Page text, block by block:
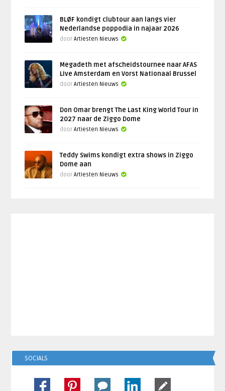
BLØF kondigt clubtour aan langs vier
Nederlandse poppodia in najaar 2026
doorArtiesten Nieuws
Megadeth met afscheidstournee naar AFAS
Live Amsterdam en Vorst Nationaal Brussel
doorArtiesten Nieuws
Don Omar brengt The Last King World Tour in
2027 naar de Ziggo Dome
doorArtiesten Nieuws
Teddy Swims kondigt extra shows in Ziggo
Dome aan
doorArtiesten Nieuws
SOCIALS